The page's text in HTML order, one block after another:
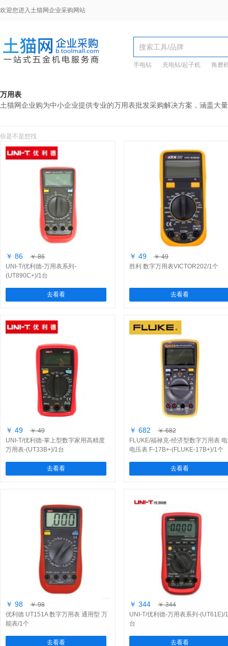
欢迎您进入土猫网企业采购网站
手电钻 充电钻/起子机 角磨
万用表
土猫网企业购为中小企业提供专业的万用表批发采购解决方案，涵盖大
你是不是想找
￥ 86
￥ 86
UNI-T/优利德-万用表系列-
(UT890C+)/1台
去看看
￥ 49
￥ 49
胜利 数字万用表VICTOR202/1个
去看看
￥ 49
￥ 49
UNI-T/优利德-掌上型数字家用高精度
万用表-(UT33B+)/1台
去看看
￥ 682
￥ 682
FLUKE/福禄克-经济型数字万用表
电压表 F-17B+-(FLUKE-17B+)/1个
去看看
￥ 98
￥ 98
优利德 UT151A 数字万用表 通用型 万
能表/1个
去看看
￥ 344
￥ 344
UNI-T/优利德-万用表系列-(UT61E)/1
台
去看看